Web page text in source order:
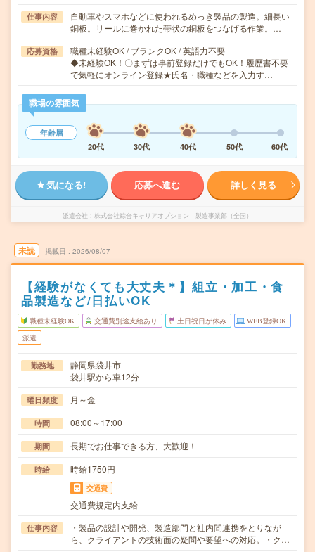
仕事内容
自動車やスマホなどに使われるめっき製品の製造。細長い
銅板。リールに巻かれた帯状の銅板をつなげる作業。…
応募資格
職種未経験OK / ブランクOK / 英語力不要
◆未経験OK！〇まずは事前登録だけでもOK！履歴書不要
で気軽にオンライン登録★氏名・職種などを入力す…
職場の雰囲気
年齢層
20代
30代 40代 50代 60代
気になる! 応募へ進む 詳しく見る
派遣会社 株式会社綜合キャリアオプション 製造事業部（全国）
未読 掲載日 2026/08/07
【経験がなくても大丈夫＊】組立・加工・食
品製造など/日払いOK
職種未経験OK 交通費別途支給あり 土日祝日が休み WEB登録OK
派遣
勤務地
静岡県袋井市
袋井駅から車12分
曜日頻度 月～金
時間 08:00～17:00
期間 長期でお仕事できる方、大歓迎！
時給 時給1750円
交通費
交通費規定内支給
仕事内容
・製品の設計や開発、製造部門と社内間連携をとりなが
ら、クライアントの技術面の疑問や要望への対応。・ク…